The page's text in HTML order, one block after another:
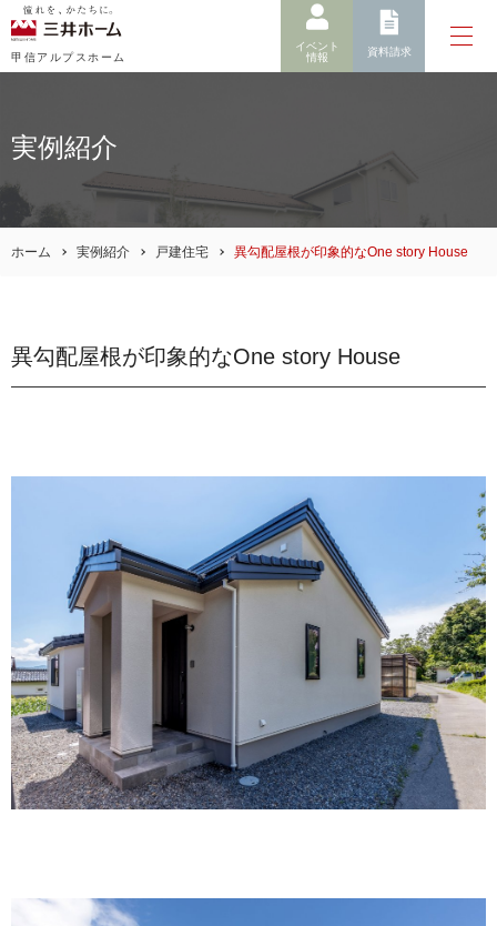
甲信アルプスホーム
イベント
情報
資料請求
実例紹介
ホーム 実例紹介 戸建住宅 異勾配屋根が印象的なOne story House
異勾配屋根が印象的なOne story House